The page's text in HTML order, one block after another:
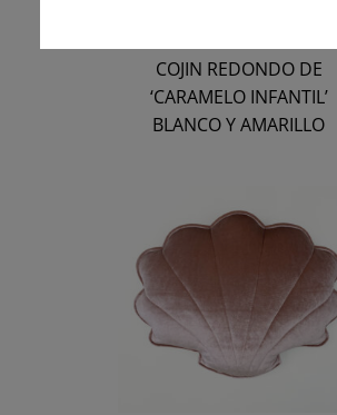
COJIN REDONDO DE
‘CARAMELO INFANTIL’
BLANCO Y AMARILLO